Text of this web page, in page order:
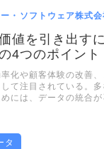
・ソフトウェア株式会
値を引き出すに
4つのポイント
化や顧客体験の改善
て注目されている。
には、データの統合
タ